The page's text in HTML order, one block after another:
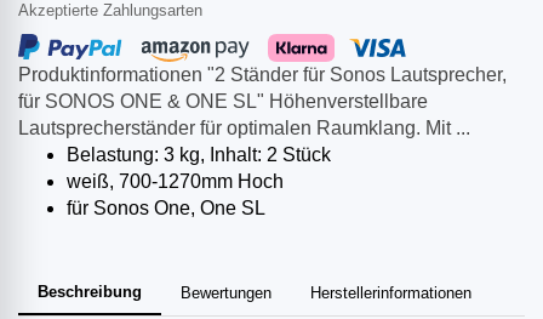
Produktinformationen "2 Ständer für Sonos Lautsprecher,
für SONOS ONE & ONE SL" Höhenverstellbare
Lautsprecherständer für optimalen Raumklang. Mit ...
Belastung: 3 kg, Inhalt: 2 Stück
weiß, 700-1270mm Hoch
für Sonos One, One SL
Beschreibung Bewertungen Herstellerinformationen
Akzeptierte Zahlungsarten